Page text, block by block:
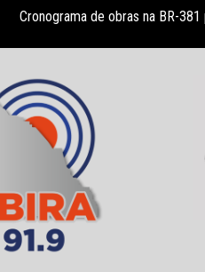
Cronograma de obras na BR-